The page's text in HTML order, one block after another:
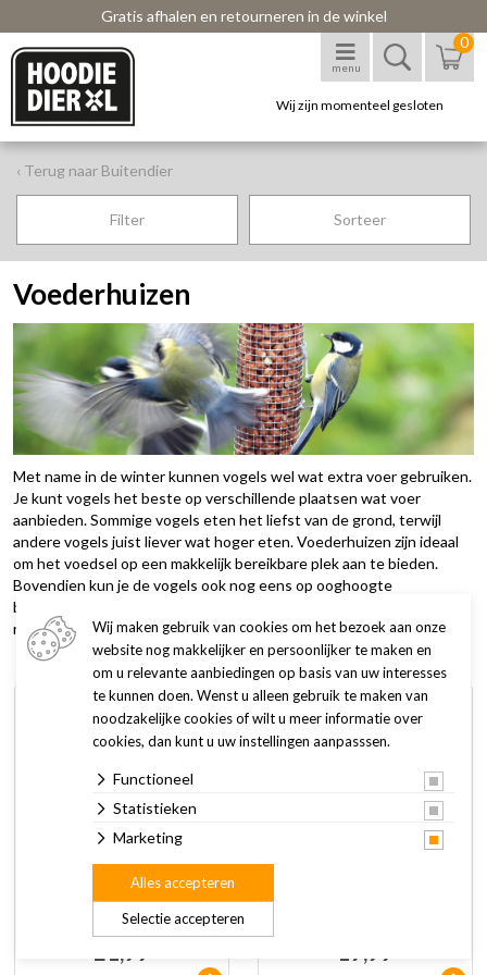
Gratis afhalen en retourneren in de winkel
menu
0
Wij zijn momenteel gesloten
‹ Terug naar Buitendier
Filter Sorteer
Voederhuizen
Met name in de winter kunnen vogels wel wat extra voer gebruiken.
Je kunt vogels het beste op verschillende plaatsen wat voer
aanbieden. Sommige vogels eten het liefst van de grond, terwijl
andere vogels juist liever wat hoger eten. Voederhuizen zijn ideaal
om het voedsel op een makkelijk bereikbare plek aan te bieden.
Bovendien kun je de vogels ook nog eens op ooghoogte
bewonderen, extra leuk! Bekijk hieronder ons assortiment of kom
naar onze winkel om de voederhuizen te bewonderen.
Lona Mezenbollenhouder
M4 Groen
21,99 19,99
Wij maken gebruik van cookies om het bezoek aan onze
website nog makkelijker en persoonlijker te maken en
om u relevante aanbiedingen op basis van uw interesses
te kunnen doen. Wenst u alleen gebruik te maken van
noodzakelijke cookies of wilt u meer informatie over
cookies, dan kunt u uw instellingen aanpasssen.
Functioneel
Statistieken
Marketing
Selectie accepteren
Alles accepteren